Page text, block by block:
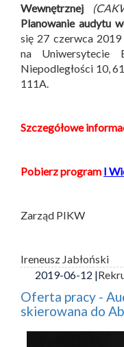
Wewnętrznej
Planowanie audytu
się 27 czerwca
na Uniwersytecie
Niepodległości 10,
111A.
Szczegółowe
Pobierz program I
Zarząd PIKW
Ireneusz Jabłoński
2019-06-12 |
Oferta pracy -
skierowana do